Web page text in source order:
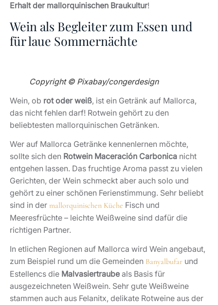
Erhalt der mallorquinischen Braukultur!
Wein als Begleiter zum Essen und
für laue Sommernächte
Copyright © Pixabay/congerdesign
Wein, ob rot oder weiß, ist ein Getränk auf Mallorca,
das nicht fehlen darf! Rotwein gehört zu den
beliebtesten mallorquinischen Getränken.
Wer auf Mallorca Getränke kennenlernen möchte,
sollte sich den Rotwein Maceración Carbonica nicht
entgehen lassen. Das fruchtige Aroma passt zu vielen
Gerichten, der Wein schmeckt aber auch solo und
gehört zu einer schönen Ferienstimmung. Sehr beliebt
sind in der mallorquinischen Küche Fisch und
Meeresfrüchte – leichte Weißweine sind dafür die
richtigen Partner.
In etlichen Regionen auf Mallorca wird Wein angebaut,
zum Beispiel rund um die Gemeinden Banyalbufar und
Estellencs die Malvasiertraube als Basis für
ausgezeichneten Weißwein. Sehr gute Weißweine
stammen auch aus Felanitx, delikate Rotweine aus der